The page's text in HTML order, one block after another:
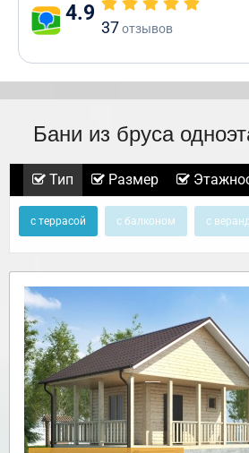
4.9
37отзывов
Бани из бруса
Тип Размер
с террасой с балконом с